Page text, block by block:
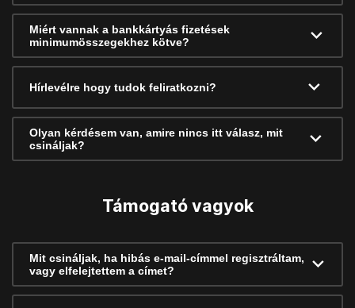
Miért vannak a bankkártyás fizetések
minimumösszegekhez kötve?
Hírlevélre hogy tudok feliratkozni?
Olyan kérdésem van, amire nincs itt válasz, mit
csináljak?
Támogató vagyok
Mit csináljak, ha hibás e-mail-címmel regisztráltam,
vagy elfelejtettem a címet?